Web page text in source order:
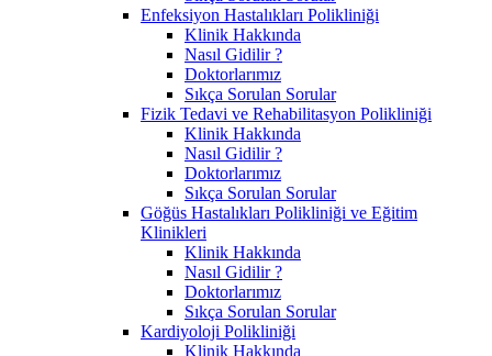
Enfeksiyon Hastalıkları Polikliniği
Klinik Hakkında
Nasıl Gidilir ?
Doktorlarımız
Sıkça Sorulan Sorular
Fizik Tedavi ve Rehabilitasyon Polikliniği
Klinik Hakkında
Nasıl Gidilir ?
Doktorlarımız
Sıkça Sorulan Sorular
Göğüs Hastalıkları Polikliniği ve Eğitim
Klinikleri
Klinik Hakkında
Nasıl Gidilir ?
Doktorlarımız
Sıkça Sorulan Sorular
Kardiyoloji Polikliniği
Klinik Hakkında